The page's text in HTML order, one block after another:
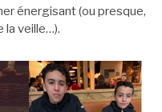
énergisant (ou presque,
la veille…).